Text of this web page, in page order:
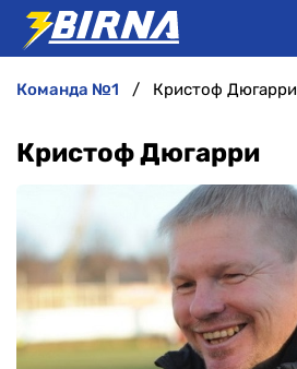
АНАЛІТИКА
ІНТЕРВ'Ю
РІЗНЕ
БУКМЕКЕРИ
команда №1 Кристоф Дюгарри
Кристоф Дюгарри